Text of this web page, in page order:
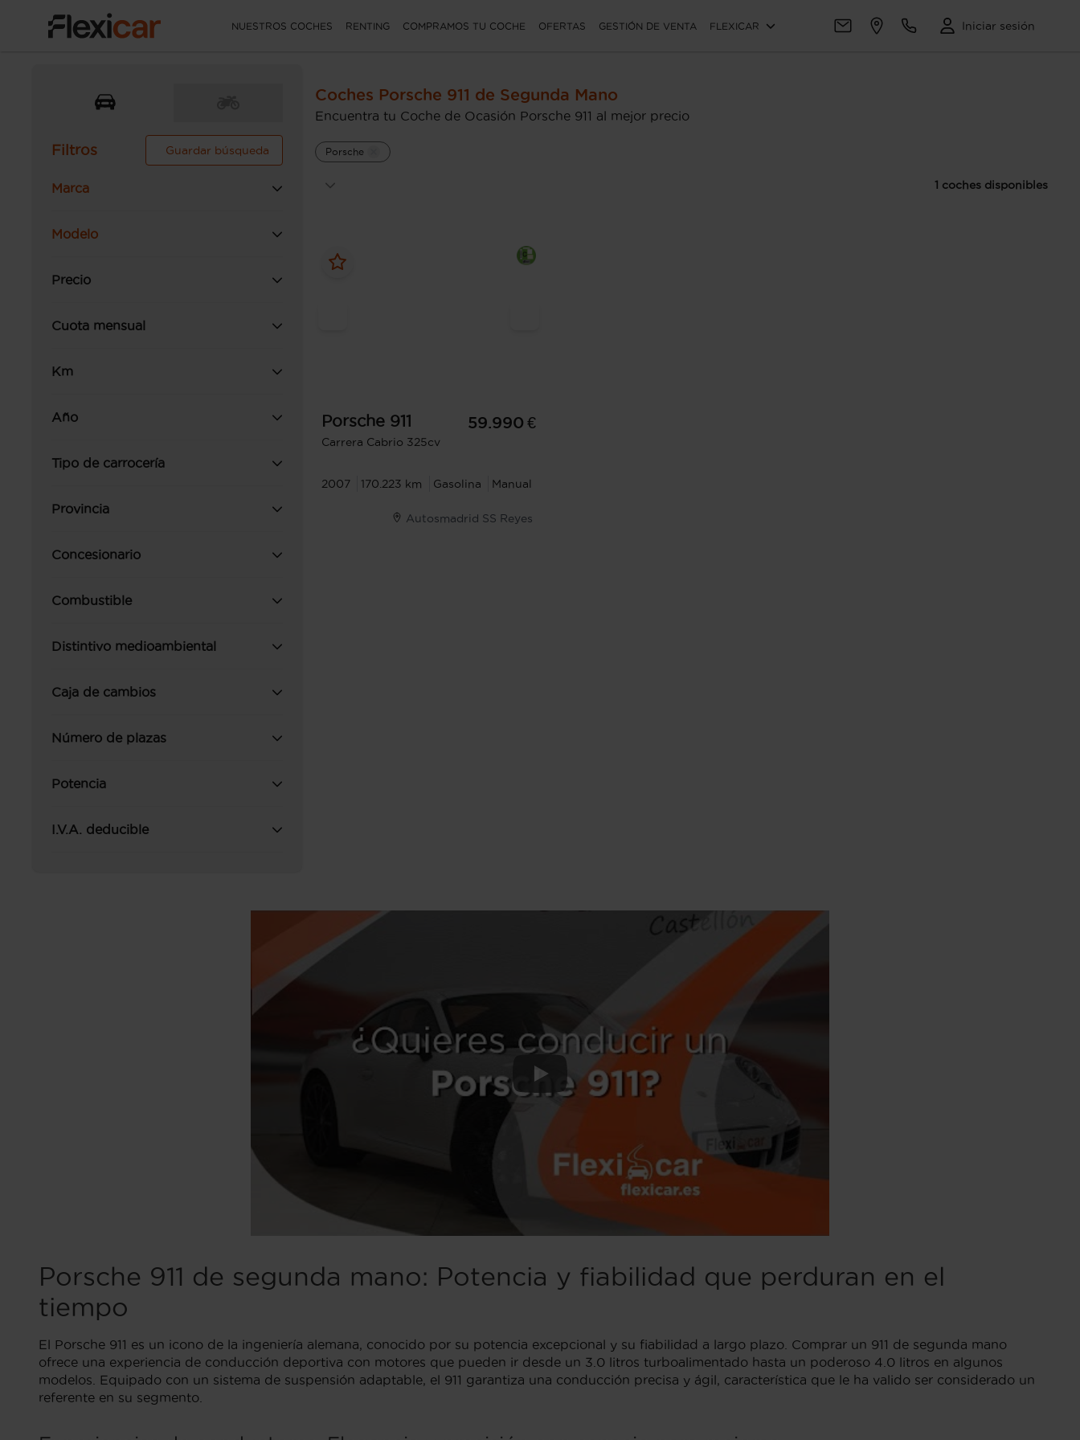
NUESTROS COCHES RENTING COMPRAMOS TU COCHE OFERTAS GESTIÓN DE VENTA FLEXICAR Iniciar sesión
Filtros Guardar búsqueda
Marca
Modelo
Precio
Cuota mensual
Km
Año
Tipo de carrocería
Provincia
Concesionario
Combustible
Distintivo medioambiental
Caja de cambios
Número de plazas
Potencia
I.V.A. deducible
Coches Porsche 911 de Segunda Mano
Encuentra tu Coche de Ocasión Porsche 911 al mejor precio
Porsche
1 coches disponibles
Porsche 911
Carrera Cabrio 325cv
59.990 €
2007 170.223 km Gasolina Manual
Autosmadrid SS Reyes
Porsche 911 de segunda mano: Potencia y fiabilidad que perduran en el
tiempo
El Porsche 911 es un icono de la ingeniería alemana, conocido por su potencia excepcional y su fiabilidad a largo plazo. Comprar un 911 de segunda mano
ofrece una experiencia de conducción deportiva con motores que pueden ir desde un 3.0 litros turboalimentado hasta un poderoso 4.0 litros en algunos
modelos. Equipado con un sistema de suspensión adaptable, el 911 garantiza una conducción precisa y ágil, característica que le ha valido ser considerado un
referente en su segmento.